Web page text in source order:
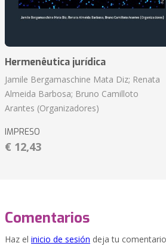
Hermenêutica jurídica
Jamile Bergamaschine Mata Diz; Renata
Almeida Barbosa; Bruno Camilloto
Arantes (Organizadores)
IMPRESO
€ 12,43
Comentarios
Haz el inicio de sesión deja tu